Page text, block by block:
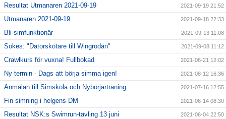
Resultat Utmanaren 2021-09-19 2021-09-19 21:52
Utmanaren 2021-09-19 2021-09-18 22:33
Bli simfunktionär 2021-09-13 11:08
Sökes: "Datorskötare till Wingrodan" 2021-09-08 11:12
Crawlkurs för vuxna! Fullbokad 2021-08-21 12:02
Ny termin - Dags att börja simma igen! 2021-08-12 16:36
Anmälan till Simskola och Nybörjarträning 2021-07-16 12:55
Fin simning i helgens DM 2021-06-14 08:30
Resultat NSK:s Swimrun-tävling 13 juni 2021-06-04 22:50